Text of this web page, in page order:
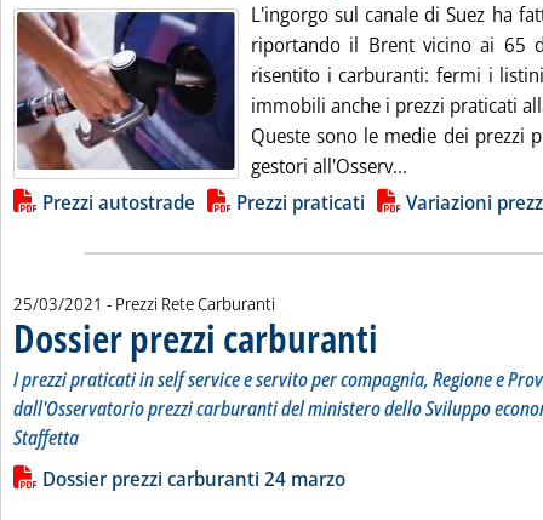
L'ingorgo sul canale di Suez ha
riportando il Brent vicino ai 65
risentito i carburanti: fermi i
immobili anche i prezzi praticati
Queste sono le medie dei prezzi
gestori all'Osserv...
Lista allegati PDF alla notizia
Prezzi autostrade Prezzi praticati Variazioni
25/03/2021 - Prezzi Rete Carburanti
Dossier prezzi carburanti
I prezzi praticati in self service e servito per compagnia, Regione e
dall'Osservatorio prezzi carburanti del ministero dello Sviluppo
Staffetta
Leggi tutta la notizia: 'Dossier prezzi carburanti'
Lista allegati PDF alla notizia
Dossier prezzi carburanti 24 marzo